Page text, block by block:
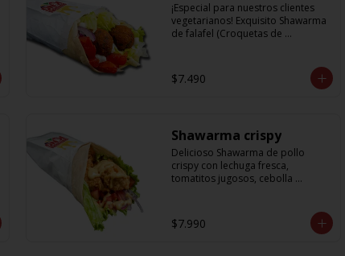
¡Especial para nuestros clientes
vegetarianos! Exquisito Shawarma
de falafel (Croquetas de
morada y una deliciosa salsa en
base a lactonesa
$7.490
Shawarma crispy
Delicioso Shawarma de pollo
crispy con lechuga fresca,
tomatitos jugosos, cebolla
$7.990